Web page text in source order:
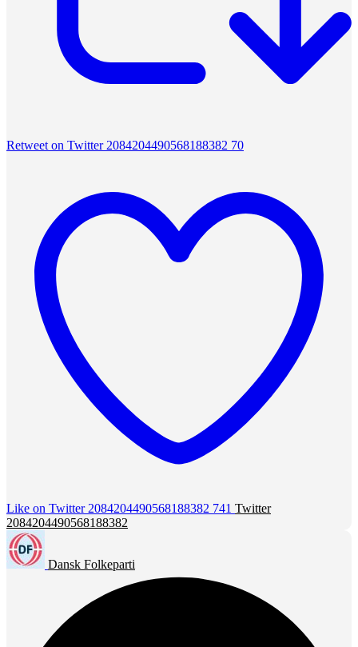
Retweet on Twitter 2084204490568188382 70
Like on Twitter 2084204490568188382 741 Twitter
2084204490568188382
Dansk Folkeparti